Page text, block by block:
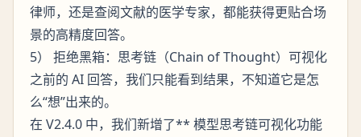
律师，还是查阅文献的医学专家，都能获得更贴合场
景的高精度回答。
5） 拒绝黑箱：思考链（Chain of Thought）可视化
之前的 AI 回答，我们只能看到结果，不知道它是怎
么“想”出来的。
在 V2.4.0 中，我们新增了** 模型思考链可视化功能